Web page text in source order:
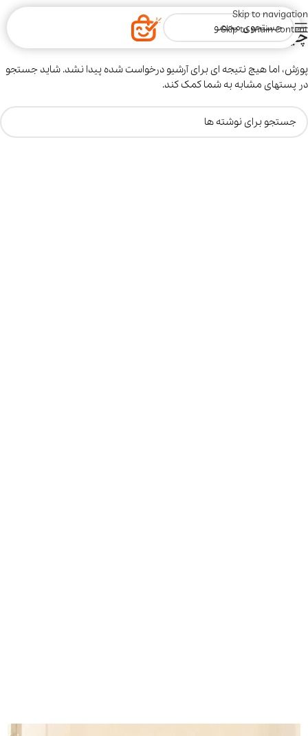
Skip to navigation
Skip to main content
چیزی یافت نشد
پوزش، اما هیچ نتیجه ای برای آرشیو درخواست شده پیدا نشد. شاید جستجو
در پستهای مشابه به شما کمک کند.